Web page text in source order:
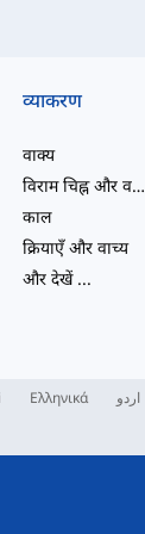
व्याकरण
वाक्य
विराम चिह्न और वर्तनी
काल
क्रियाएँ और वाच्य
और देखें...
Ελληνικά اردو